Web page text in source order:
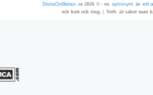
StoraOrdlistan .se 2026 © - en synonym är ett
och hatt och ring. | Verb är saker man